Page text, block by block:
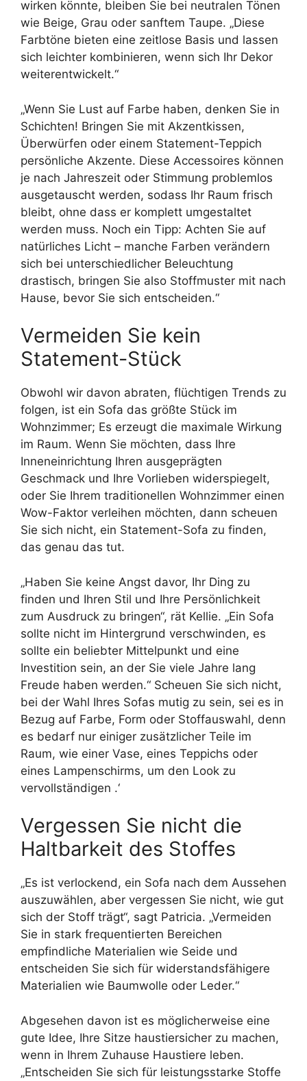
wirken könnte, bleiben Sie bei neutralen Tönen
wie Beige, Grau oder sanftem Taupe. „Diese
Farbtöne bieten eine zeitlose Basis und lassen
sich leichter kombinieren, wenn sich Ihr Dekor
weiterentwickelt.“
„Wenn Sie Lust auf Farbe haben, denken Sie in
Schichten! Bringen Sie mit Akzentkissen,
Überwürfen oder einem Statement-Teppich
persönliche Akzente. Diese Accessoires können
je nach Jahreszeit oder Stimmung problemlos
ausgetauscht werden, sodass Ihr Raum frisch
bleibt, ohne dass er komplett umgestaltet
werden muss. Noch ein Tipp: Achten Sie auf
natürliches Licht – manche Farben verändern
sich bei unterschiedlicher Beleuchtung
drastisch, bringen Sie also Stoffmuster mit nach
Hause, bevor Sie sich entscheiden.“
Vermeiden Sie kein
Statement-Stück
Obwohl wir davon abraten, flüchtigen Trends zu
folgen, ist ein Sofa das größte Stück im
Wohnzimmer; Es erzeugt die maximale Wirkung
im Raum. Wenn Sie möchten, dass Ihre
Inneneinrichtung Ihren ausgeprägten
Geschmack und Ihre Vorlieben widerspiegelt,
oder Sie Ihrem traditionellen Wohnzimmer einen
Wow-Faktor verleihen möchten, dann scheuen
Sie sich nicht, ein Statement-Sofa zu finden,
das genau das tut.
„Haben Sie keine Angst davor, Ihr Ding zu
finden und Ihren Stil und Ihre Persönlichkeit
zum Ausdruck zu bringen“, rät Kellie. „Ein Sofa
sollte nicht im Hintergrund verschwinden, es
sollte ein beliebter Mittelpunkt und eine
Investition sein, an der Sie viele Jahre lang
Freude haben werden.“ Scheuen Sie sich nicht,
bei der Wahl Ihres Sofas mutig zu sein, sei es in
Bezug auf Farbe, Form oder Stoffauswahl, denn
es bedarf nur einiger zusätzlicher Teile im
Raum, wie einer Vase, eines Teppichs oder
eines Lampenschirms, um den Look zu
vervollständigen .‘
Vergessen Sie nicht die
Haltbarkeit des Stoffes
„Es ist verlockend, ein Sofa nach dem Aussehen
auszuwählen, aber vergessen Sie nicht, wie gut
sich der Stoff trägt“, sagt Patricia. „Vermeiden
Sie in stark frequentierten Bereichen
empfindliche Materialien wie Seide und
entscheiden Sie sich für widerstandsfähigere
Materialien wie Baumwolle oder Leder.“
Abgesehen davon ist es möglicherweise eine
gute Idee, Ihre Sitze haustiersicher zu machen,
wenn in Ihrem Zuhause Haustiere leben.
„Entscheiden Sie sich für leistungsstarke Stoffe